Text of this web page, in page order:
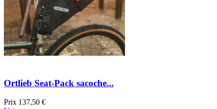
Ortlieb Seat-Pack sacoche...
Prix 137,50 €